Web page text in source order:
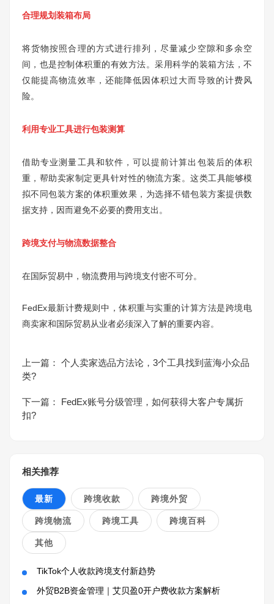
合理规划装箱布局
将货物按照合理的方式进行排列，尽量减少空隙和多余空
间，也是控制体积重的有效方法。采用科学的装箱方法，不
仅能提高物流效率，还能降低因体积过大而导致的计费风
险。
利用专业工具进行包装测算
借助专业测量工具和软件，可以提前计算出包装后的体积
重，帮助卖家制定更具针对性的物流方案。这类工具能够模
拟不同包装方案的体积重效果，为选择不错包装方案提供数
据支持，因而避免不必要的费用支出。
跨境支付与物流数据整合
在国际贸易中，物流费用与跨境支付密不可分。
FedEx最新计费规则中，体积重与实重的计算方法是跨境电
商卖家和国际贸易从业者必须深入了解的重要内容。
上一篇： 个人卖家选品方法论，3个工具找到蓝海小众品
类?
下一篇：
FedEx账号分级管理，如何获得大客户专属折
扣?
相关推荐
最新 跨境收款 跨境外贸
跨境物流 跨境工具 跨境百科
其他
TikTok个人收款跨境支付新趋势
外贸B2B资金管理｜艾贝盈0开户费收款方案解析